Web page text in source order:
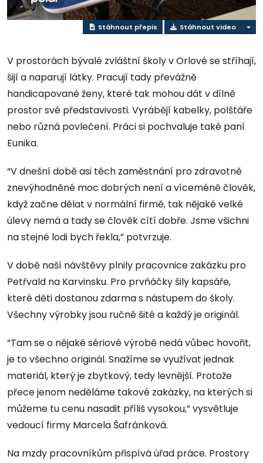
Stáhnout přepis Stáhnout video
V prostorách bývalé zvláštní školy v Orlové se stříhají,
šijí a naparují látky. Pracují tady převážně
handicapované ženy, které tak mohou dát v dílně
prostor své představivosti. Vyrábějí kabelky, polštáře
nebo různá povlečení. Práci si pochvaluje také paní
Eunika.
“V dnešní době asi těch zaměstnání pro zdravotně
znevýhodněné moc dobrých není a víceméně člověk,
když začne dělat v normální firmě, tak nějaké velké
úlevy nemá a tady se člověk cítí dobře. Jsme všichni
na stejné lodi bych řekla,” potvrzuje.
V době naší návštěvy plnily pracovnice zakázku pro
Petřvald na Karvinsku. Pro prvňáčky šily kapsáře,
které děti dostanou zdarma s nástupem do školy.
Všechny výrobky jsou ručně šité a každý je originál.
“Tam se o nějaké sériové výrobě nedá vůbec hovořit,
je to všechno originál. Snažíme se využívat jednak
materiál, který je zbytkový, tedy levnější. Protože
přece jenom neděláme takové zakázky, na kterých si
můžeme tu cenu nasadit příliš vysokou,” vysvětluje
vedoucí firmy Marcela Šafránková.
Na mzdy pracovníkům přispívá úřad práce. Prostory